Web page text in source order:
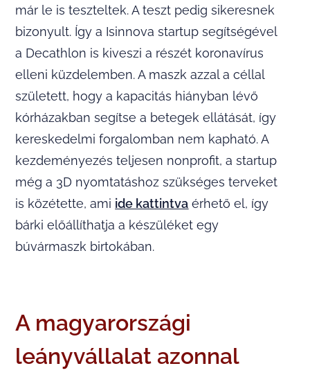
már le is teszteltek. A teszt pedig sikeresnek
bizonyult. Így a Isinnova startup segítségével
a Decathlon is kiveszi a részét koronavírus
elleni küzdelemben. A maszk azzal a céllal
született, hogy a kapacitás hiányban lévő
kórházakban segítse a betegek ellátását, így
kereskedelmi forgalomban nem kapható. A
kezdeményezés teljesen nonprofit, a startup
még a 3D nyomtatáshoz szükséges terveket
is közétette, ami ide kattintva érhető el, így
bárki előállíthatja a készüléket egy
búvármaszk birtokában.
A magyarországi
leányvállalat azonnal